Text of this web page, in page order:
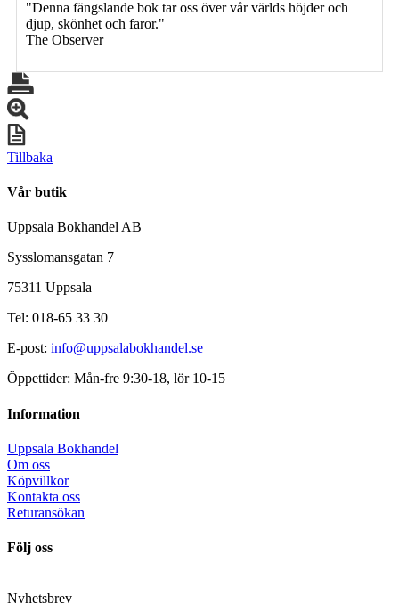
"Denna fängslande bok tar oss över vår världs höjder och
djup, skönhet och faror."
The Observer
Tillbaka
Vår butik
Uppsala Bokhandel AB
Sysslomansgatan 7
75311 Uppsala
Tel: 018-65 33 30
E-post: info@uppsalabokhandel.se
Öppettider: Mån-fre 9:30-18, lör 10-15
Information
Uppsala Bokhandel
Om oss
Köpvillkor
Kontakta oss
Returansökan
Följ oss
Nyhetsbrev